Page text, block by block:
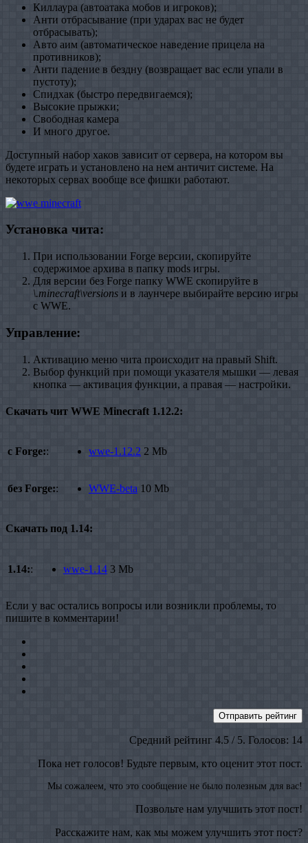
Киллаура (автоатака мобов и игроков);
Анти отбрасывание (при ударах вас не будет
отбрасывать);
Авто аим (автоматическое наведение прицела на
противников);
Анти падение в бездну (возвращает вас если упали в
пустоту);
Спидхак (быстро передвигаемся);
Высокие прыжки;
Свободная камера
И много другое.
Доступный набор хаков зависит от сервера, на котором вы
будете играть и установлено на нем античит системе. На
некоторых сервах вообще все фишки работают.
Установка чита:
При использовании Forge версии, скопируйте
содержимое архива в папку mods игры.
Для версии без Forge папку WWE скопируйте в
\.minecraft\versions и в лаунчере выбирайте версию игры
с WWE.
Управление:
Активацию меню чита происходит на правый Shift.
Выбор функций при помощи указателя мышки — левая
кнопка — активация функции, а правая — настройки.
Скачать чит WWE Minecraft 1.12.2:
с Forge:: wwe-1.12.2 2 Mb
без Forge:: WWE-beta 10 Mb
Скачать под 1.14:
1.14:: wwe-1.14 3 Mb
Если у вас остались вопросы или возникли проблемы, то
пишите в комментарии!
Отправить рейтинг
Средний рейтинг 4.5 / 5. Голосов: 14
Пока нет голосов! Будьте первым, кто оценит этот пост.
Мы сожалеем, что это сообщение не было полезным для вас!
Позвольте нам улучшить этот пост!
Расскажите нам, как мы можем улучшить этот пост?